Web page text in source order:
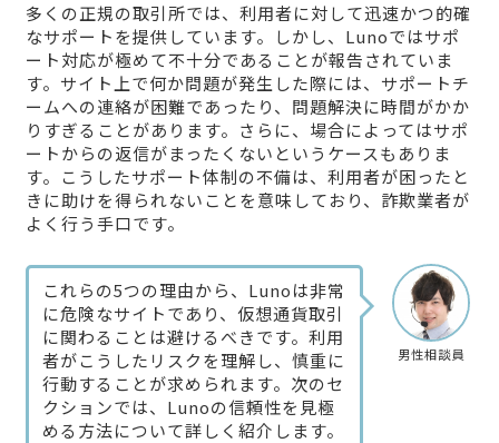
多くの正規の取引所では、利用者に対して迅速かつ的確
なサポートを提供しています。しかし、Lunoではサポ
ート対応が極めて不十分であることが報告されていま
す。サイト上で何か問題が発生した際には、サポートチ
ームへの連絡が困難であったり、問題解決に時間がかか
りすぎることがあります。さらに、場合によってはサポ
ートからの返信がまったくないというケースもありま
す。こうしたサポート体制の不備は、利用者が困ったと
きに助けを得られないことを意味しており、詐欺業者が
よく行う手口です。
男性相談員
これらの5つの理由から、Lunoは非常
に危険なサイトであり、仮想通貨取引
に関わることは避けるべきです。利用
者がこうしたリスクを理解し、慎重に
行動することが求められます。次のセ
クションでは、Lunoの信頼性を見極
める方法について詳しく紹介します。